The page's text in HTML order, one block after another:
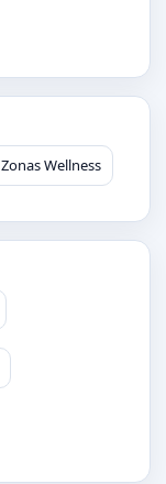
Zonas Wellness